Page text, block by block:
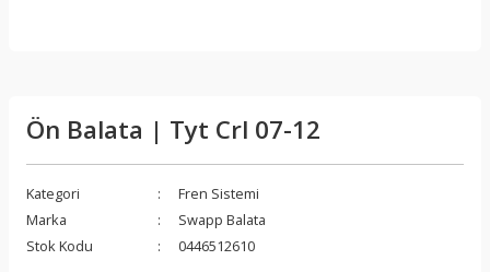
Ön Balata | Tyt Crl 07-12
Kategori
Fren Sistemi
Marka
Swapp Balata
Stok Kodu
0446512610